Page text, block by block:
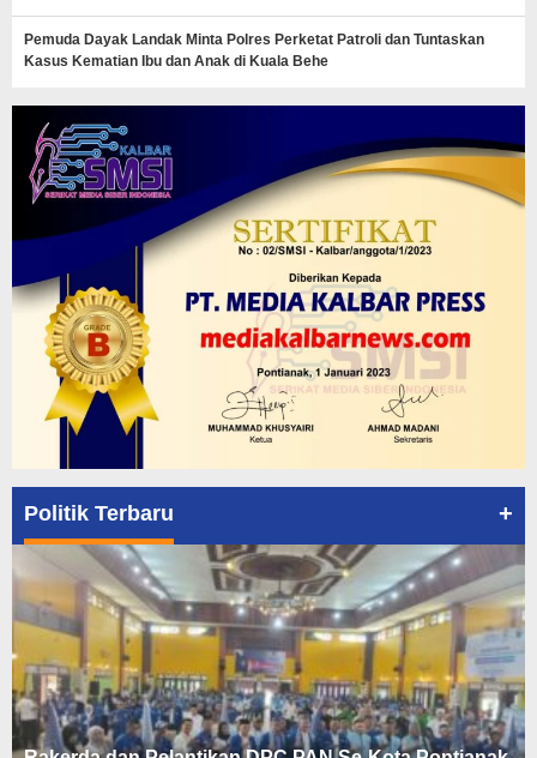
Pemuda Dayak Landak Minta Polres Perketat Patroli dan Tuntaskan
Kasus Kematian Ibu dan Anak di Kuala Behe
Politik Terbaru +